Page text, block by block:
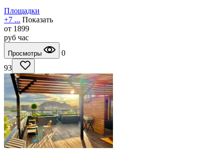
Площадки
+7 ... Показать
от 1899
руб час
Просмотры
0
93